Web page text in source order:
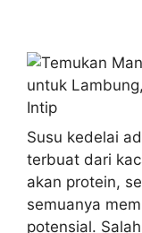
Susu kedelai
terbuat dari
akan protein,
semuanya
potensial.